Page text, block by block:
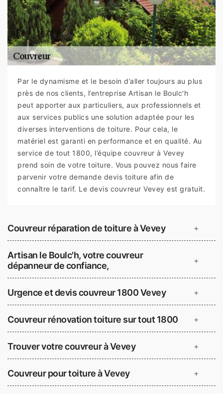
Par le dynamisme et le besoin d’aller toujours au plus
près de nos clients, l’entreprise Artisan le Boulc'h
peut apporter aux particuliers, aux professionnels et
aux services publics une solution adaptée pour les
diverses interventions de toiture. Pour cela, le
matériel est garanti en performance et en qualité. Au
service de tout 1800, l’équipe couvreur à Vevey
prend soin de votre toiture. Vous pouvez nous faire
parvenir votre demande devis toiture afin de
connaître le tarif. Le devis couvreur Vevey est gratuit.
Couvreur réparation de toiture à Vevey +
Artisan le Boulc'h, votre couvreur
dépanneur de confiance,
+
Urgence et devis couvreur 1800 Vevey +
Couvreur rénovation toiture sur tout 1800 +
Trouver votre couvreur à Vevey +
Couvreur pour toiture à Vevey +